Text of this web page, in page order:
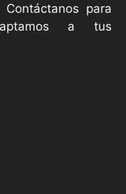
para
a tus